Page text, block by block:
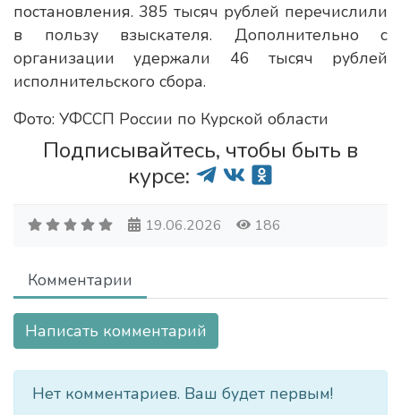
постановления. 385 тысяч рублей перечислили
в пользу взыскателя. Дополнительно с
организации удержали 46 тысяч рублей
исполнительского сбора.
Фото: УФССП России по Курской области
Подписывайтесь, чтобы быть в
курсе:
19.06.2026 186
Комментарии
Написать комментарий
Нет комментариев. Ваш будет первым!